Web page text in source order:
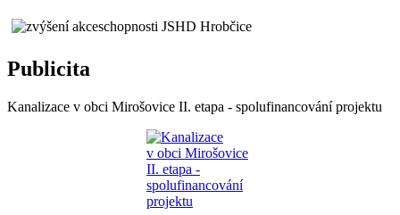
Publicita
Kanalizace v obci Mirošovice II. etapa - spolufinancování projektu